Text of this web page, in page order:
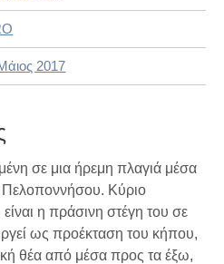
2017
σε μια ήρεμη πλαγιά μέσα
Πελοποννήσου. Κύριο
η πράσινη στέγη του σε
ως προέκταση του κήπου,
θέα από μέσα προς τα έξω,